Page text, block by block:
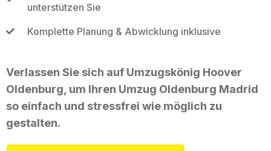
unterstützen Sie
Komplette Planung & Abwicklung inklusive
Verlassen Sie sich auf Umzugskönig Hoover
Oldenburg, um Ihren Umzug Oldenburg Madrid
so einfach und stressfrei wie möglich zu
gestalten.